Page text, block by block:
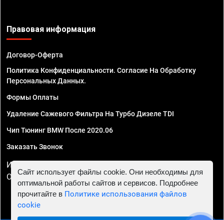
Правовая информация
Договор-Оферта
Политика Конфиденциальности. Согласие На Обработку
Персональных Данных.
Формы Оплаты
Удаление Сажевого Фильтра На Турбо Дизеле TDI
Чип Тюнинг BMW После 2020.06
Заказать Звонок
ИП Смирнов Георгий Павлович. ИНН 781302555843,
ОГРНИП 324470400032610
Сайт использует файлы cookie. Они необходимы для
оптимальной работы сайтов и сервисов. Подробнее
прочитайте в Политике использования файлов
cookie